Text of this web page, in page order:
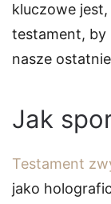
kluczowe
testament, by
nasze
Jak
Testament
jako